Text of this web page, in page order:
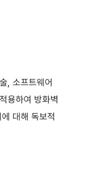
, 소프트웨어
용하여 방화벽
대해 독보적
지